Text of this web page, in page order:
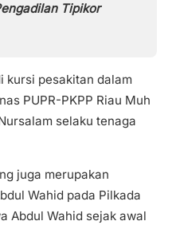
Tipikor
kursi pesakitan dalam
PUPR-PKPP Riau Muh
selaku tenaga
juga merupakan
Wahid pada Pilkada
Abdul Wahid sejak awal